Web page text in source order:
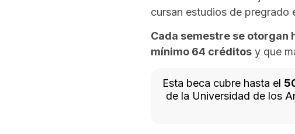
cursan estudios de pregrado
Cada semestre se otorgan
mínimo 64 créditosy que
Esta beca cubre hasta el
de la Universidad de los